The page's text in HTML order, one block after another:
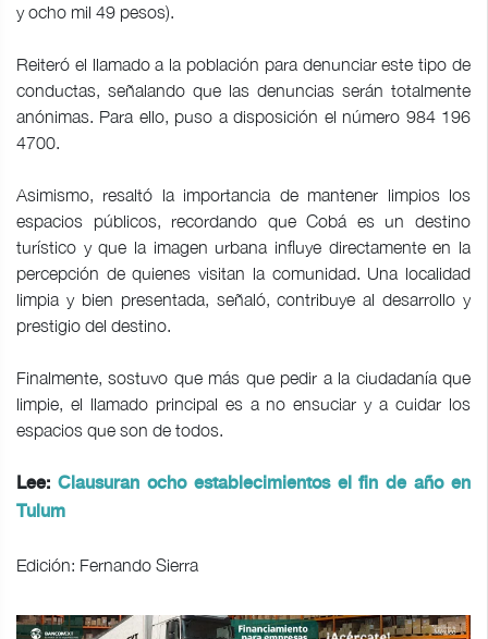
y ocho mil 49 pesos).
Reiteró el llamado a la población para denunciar este tipo de
conductas, señalando que las denuncias serán totalmente
anónimas. Para ello, puso a disposición el número 984 196
4700.
Asimismo, resaltó la importancia de mantener limpios los
espacios públicos, recordando que Cobá es un destino
turístico y que la imagen urbana influye directamente en la
percepción de quienes visitan la comunidad. Una localidad
limpia y bien presentada, señaló, contribuye al desarrollo y
prestigio del destino.
Finalmente, sostuvo que más que pedir a la ciudadanía que
limpie, el llamado principal es a no ensuciar y a cuidar los
espacios que son de todos.
Lee: Clausuran ocho establecimientos el fin de año en
Tulum
Edición: Fernando Sierra